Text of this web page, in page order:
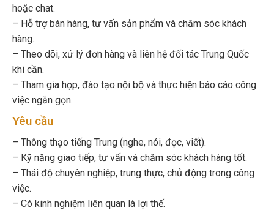
hoặc chat.
– Hỗ trợ bán hàng, tư vấn sản phẩm và chăm sóc khách
hàng.
– Theo dõi, xử lý đơn hàng và liên hệ đối tác Trung Quốc
khi cần.
– Tham gia họp, đào tạo nội bộ và thực hiện báo cáo công
việc ngắn gọn.
Yêu cầu
– Thông thạo tiếng Trung (nghe, nói, đọc, viết).
– Kỹ năng giao tiếp, tư vấn và chăm sóc khách hàng tốt.
– Thái độ chuyên nghiệp, trung thực, chủ động trong công
việc.
– Có kinh nghiệm liên quan là lợi thế.